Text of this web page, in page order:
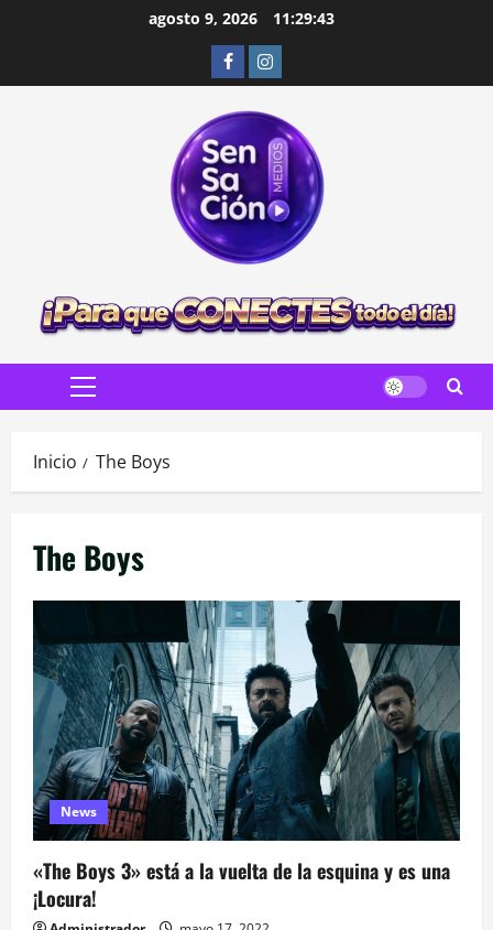
agosto 9, 2026 11:29:44
FacebookInstagram
Menú
Inicio The Boys
The Boys
News
«The Boys 3» está a la vuelta de la esquina y es una
¡Locura!